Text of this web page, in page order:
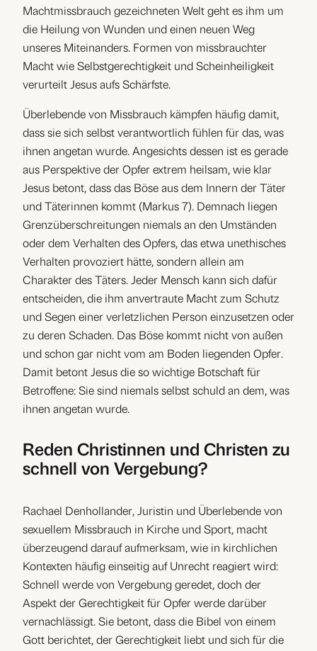
Machtmissbrauch gezeichneten Welt geht es ihm um
die Heilung von Wunden und einen neuen Weg
unseres Miteinanders. Formen von missbrauchter
Macht wie Selbstgerechtigkeit und Scheinheiligkeit
verurteilt Jesus aufs Schärfste.
Überlebende von Missbrauch kämpfen häufig damit,
dass sie sich selbst verantwortlich fühlen für das, was
ihnen angetan wurde. Angesichts dessen ist es gerade
aus Perspektive der Opfer extrem heilsam, wie klar
Jesus betont, dass das Böse aus dem Innern der Täter
und Täterinnen kommt (Markus 7). Demnach liegen
Grenzüberschreitungen niemals an den Umständen
oder dem Verhalten des Opfers, das etwa unethisches
Verhalten provoziert hätte, sondern allein am
Charakter des Täters. Jeder Mensch kann sich dafür
entscheiden, die ihm anvertraute Macht zum Schutz
und Segen einer verletzlichen Person einzusetzen oder
zu deren Schaden. Das Böse kommt nicht von außen
und schon gar nicht vom am Boden liegenden Opfer.
Damit betont Jesus die so wichtige Botschaft für
Betroffene: Sie sind niemals selbst schuld an dem, was
ihnen angetan wurde.
Reden Christinnen und Christen zu
schnell von Vergebung?
Rachael Denhollander, Juristin und Überlebende von
sexuellem Missbrauch in Kirche und Sport, macht
überzeugend darauf aufmerksam, wie in kirchlichen
Kontexten häufig einseitig auf Unrecht reagiert wird:
Schnell werde von Vergebung geredet, doch der
Aspekt der Gerechtigkeit für Opfer werde darüber
vernachlässigt. Sie betont, dass die Bibel von einem
Gott berichtet, der Gerechtigkeit liebt und sich für die